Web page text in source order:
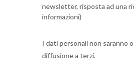
newsletter, risposta ad una
informazioni)
I dati personali non saranno
diffusione a terzi.